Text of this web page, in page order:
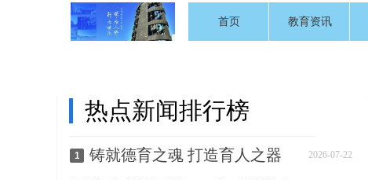
首页 教育资讯
2026-07-22
铸就德育之魂 打造育人之器
热点新闻排行榜